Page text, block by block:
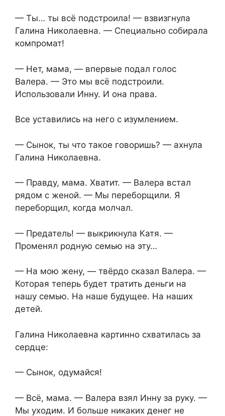
— Ты… ты всё подстроила! — взвизгнула
Галина Николаевна. — Специально собирала
компромат!
— Нет, мама, — впервые подал голос
Валера. — Это мы всё подстроили.
Использовали Инну. И она права.
Все уставились на него с изумлением.
— Сынок, ты что такое говоришь? — ахнула
Галина Николаевна.
— Правду, мама. Хватит. — Валера встал
рядом с женой. — Мы переборщили. Я
переборщил, когда молчал.
— Предатель! — выкрикнула Катя. —
Променял родную семью на эту…
— На мою жену, — твёрдо сказал Валера. —
Которая теперь будет тратить деньги на
нашу семью. На наше будущее. На наших
детей.
Галина Николаевна картинно схватилась за
сердце:
— Сынок, одумайся!
— Всё, мама. — Валера взял Инну за руку. —
Мы уходим. И больше никаких денег не